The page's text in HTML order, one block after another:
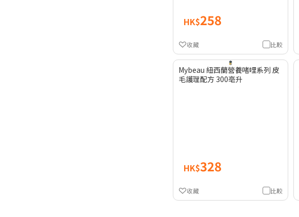
HK$258
比較
收藏
Mybeau 紐西蘭營養啫哩系列 皮
毛護理配方 300亳升
HK$328
比較
收藏